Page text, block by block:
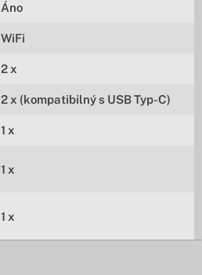
Áno
WiFi
2 x
2 x (kompatibilný s USB Typ-C)
1 x
1 x
1 x